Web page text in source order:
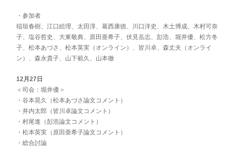
・参加者
稲垣春樹、江口絵理、太田淳、葛西康徳、川口洋史、木土博成、木村可奈
子、塩谷哲史、大東敬典、原田亜希子、伏見岳志、彭浩、堀井優、松方冬
子、松本あづさ、松本英実（オンライン）、皆川卓、森丈夫（オンライ
ン）、森永貴子、山下範久、山本徹
12月27日
＜司会：堀井優＞
・谷本晃久（松本あづさ論文コメント）
・井内太郎（皆川卓論文コメント）
・村尾進（彭浩論文コメント）
・松本英実（原田亜希子論文コメント）
・総合討論